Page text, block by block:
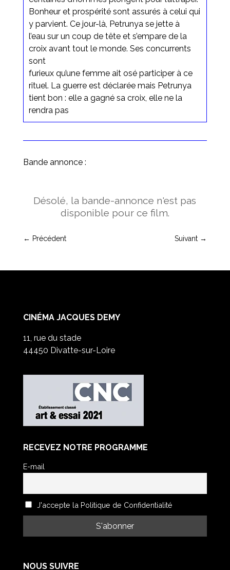
Bonheur et prospérité sont assurés à celui qui
y parvient. Ce jour-là, Petrunya se jette à
l’eau sur un coup de tête et s’empare de la
croix avant tout le monde. Ses concurrents
sont
furieux qu’une femme ait osé participer à ce
rituel. La guerre est déclarée mais Petrunya
tient bon : elle a gagné sa croix, elle ne la
rendra pas
Bande annonce :
Désolé, la bande-annonce n'est pas
disponible pour ce film.
← Précédent Suivant →
CINÉMA JACQUES DEMY
11, rue du stade
44450 Divatte-sur-Loire
RECEVEZ NOTRE PROGRAMME
E-mail
J'accepte la Politique de Confidentialité
NOUS SUIVRE